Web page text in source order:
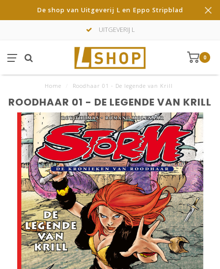
De shop van Uitgeverij L en Eppo Stripblad
UITGEVERIJ L
0
Home Roodhaar 01 - De legende van Krill
ROODHAAR 01 - DE LEGENDE VAN KRILL